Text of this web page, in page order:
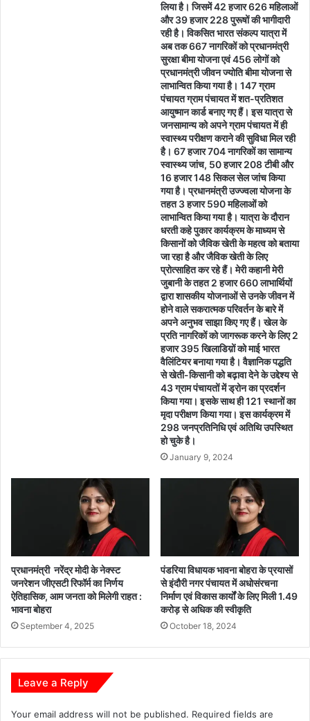
लिया है। जिसमें 42 हजार 626 महिलाओं
और 39 हजार 228 पुरूषों की भागीदारी
रही है। विकसित भारत संकल्प यात्रा में
अब तक 667 नागरिकों को प्रधानमंत्री
सुरक्षा बीमा योजना एवं 456 लोगों को
प्रधानमंत्री जीवन ज्योति बीमा योजना से
लाभान्वित किया गया है। 147 ग्राम
पंचायत ग्राम पंचायत में शत-प्रतिशत
आयुष्मान कार्ड बनाए गए हैं। इस यात्रा से
जनसामान्य को अपने ग्राम पंचायत में ही
स्वास्थ्य परीक्षण कराने की सुविधा मिल रही
है। 67 हजार 704 नागरिकों का सामान्य
स्वास्थ्य जांच, 50 हजार 208 टीबी और
16 हजार 148 सिकल सेल जांच किया
गया है। प्रधानमंत्री उज्ज्वला योजना के
तहत 3 हजार 590 महिलाओं को
लाभान्वित किया गया है। यात्रा के दौरान
धरती कहे पुकार कार्यक्रम के माध्यम से
किसानों को जैविक खेती के महत्व को बताया
जा रहा है और जैविक खेती के लिए
प्रोत्साहित कर रहे हैं। मेरी कहानी मेरी
जुबानी के तहत 2 हजार 660 लाभार्थियों
द्वारा शासकीय योजनाओं से उनके जीवन में
होने वाले सकरात्मक परिवर्तन के बारे में
अपने अनुभव साझा किए गए हैं। खेल के
प्रति नागरिकों को जागरूक करने के लिए 2
हजार 395 खिलाडिय़ों को माई भारत
वैलिंटियर बनाया गया है। वैज्ञानिक पद्धति
से खेती-किसानी को बढ़ावा देने के उद्देश्य से
43 ग्राम पंचायतों में ड्रोन का प्रदर्शन
किया गया। इसके साथ ही 121 स्थानों का
मृदा परीक्षण किया गया। इस कार्यक्रम में
298 जनप्रतिनिधि एवं अतिथि उपस्थित
हो चुके है।
January 9, 2024
प्रधानमंत्री नरेंद्र मोदी के नेक्स्ट
जनरेशन जीएसटी रिफॉर्म का निर्णय
ऐतिहासिक, आम जनता को मिलेगी राहत :
भावना बोहरा
September 4, 2025
पंडरिया विधायक भावना बोहरा के प्रयासों
से इंदौरी नगर पंचायत में अधोसंरचना
निर्माण एवं विकास कार्यों के लिए मिली 1.49
करोड़ से अधिक की स्वीकृति
October 18, 2024
Leave a Reply
Your email address will not be published. Required fields are